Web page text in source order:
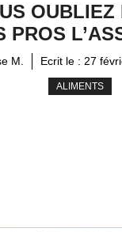
PROS
M. Ecrit le : 27
ALIMENTS